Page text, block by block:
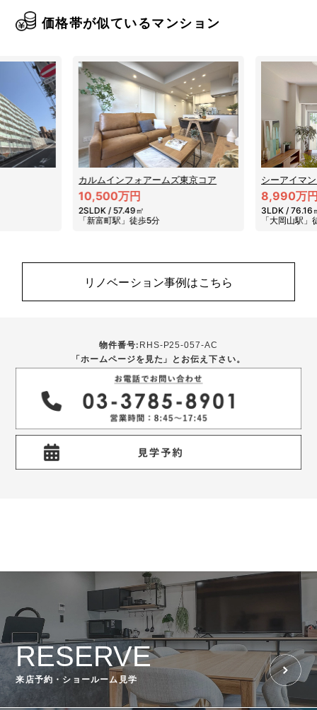
価格帯が似ているマンション
シーアイマンション大岡山
8,990万円
3LDK / 76.16㎡
「大岡山駅」徒歩6分
リノベーション事例はこちら
物件番号: RHS-P25-057-AC
「ホームページを見た」とお伝え下さい。
RESERVE
来店予約・ショールーム見学